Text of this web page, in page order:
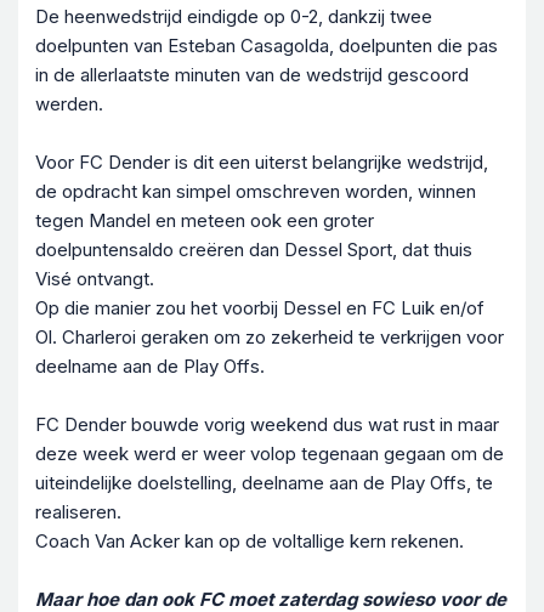
De heenwedstrijd eindigde op 0-2, dankzij twee
doelpunten van Esteban Casagolda, doelpunten die pas
in de allerlaatste minuten van de wedstrijd gescoord
werden.
Voor FC Dender is dit een uiterst belangrijke wedstrijd,
de opdracht kan simpel omschreven worden, winnen
tegen Mandel en meteen ook een groter
doelpuntensaldo creëren dan Dessel Sport, dat thuis
Visé ontvangt.
Op die manier zou het voorbij Dessel en FC Luik en/of
Ol. Charleroi geraken om zo zekerheid te verkrijgen voor
deelname aan de Play Offs.
FC Dender bouwde vorig weekend dus wat rust in maar
deze week werd er weer volop tegenaan gegaan om de
uiteindelijke doelstelling, deelname aan de Play Offs, te
realiseren.
Coach Van Acker kan op de voltallige kern rekenen.
Maar hoe dan ook FC moet zaterdag sowieso voor de